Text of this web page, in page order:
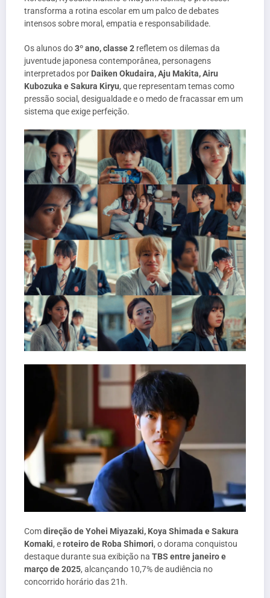
transforma a rotina escolar em um palco de debates
intensos sobre moral, empatia e responsabilidade.
Os alunos do3º ano, classe 2 refletem os dilemas da
juventude japonesa contemporânea, personagens
interpretados por Daiken Okudaira, Aju Makita, Airu
Kubozuka e Sakura Kiryu, que representam temas como
pressão social, desigualdade e o medo de fracassar em um
sistema que exige perfeição.
Comdireção de Yohei Miyazaki, Koya Shimada e Sakura
Komaki, eroteiro de Roba Shimori, o dorama conquistou
destaque durante sua exibição na TBS entre janeiro e
março de 2025, alcançando 10,7% de audiência no
concorrido horário das 21h.